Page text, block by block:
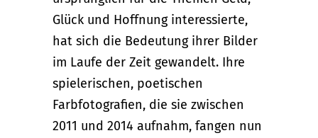
Glück und Hoffnung interessierte,
hat sich die Bedeutung ihrer Bilder
im Laufe der Zeit gewandelt. Ihre
spielerischen, poetischen
Farbfotografien, die sie zwischen
2011 und 2014 aufnahm, fangen nun